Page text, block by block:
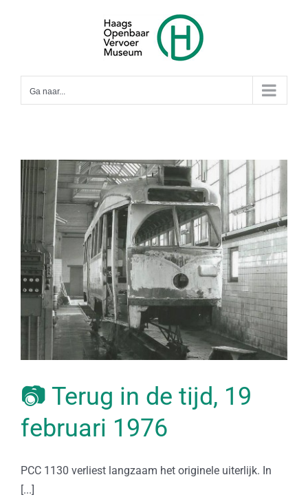
Ga naar...
📷 Terug in de tijd, 19
februari 1976
PCC 1130 verliest langzaam het originele uiterlijk. In
[...]